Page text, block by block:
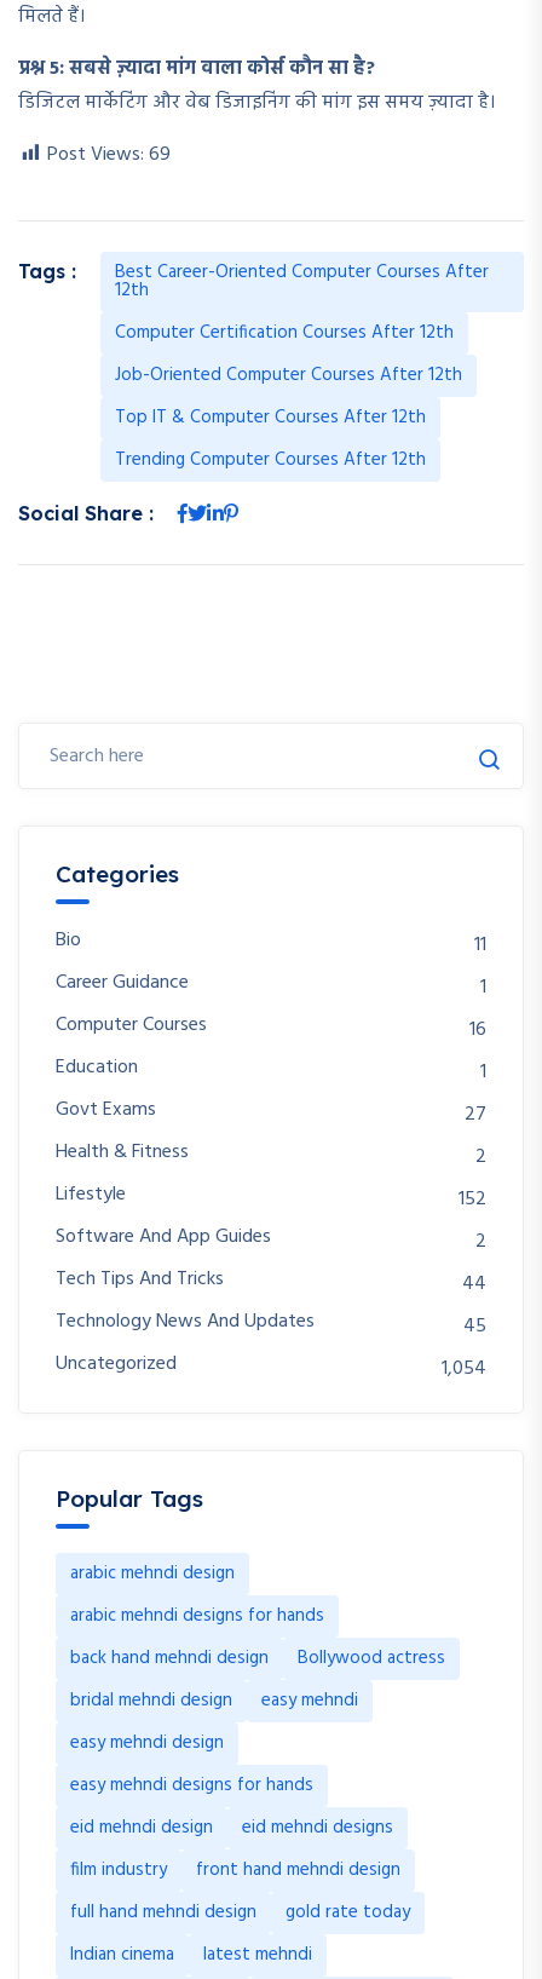
मिलते हैं।
प्रश्न 5: सबसे ज़्यादा मांग वाला कोर्स कौन सा है?
डिजिटल मार्केटिंग और वेब डिजाइनिंग की मांग इस समय ज़्यादा है।
Post Views:69
Tags : Best Career-Oriented Computer Courses After
12th
Computer Certification Courses After 12th
Job-Oriented Computer Courses After 12th
Top IT & Computer Courses After 12th
Trending Computer Courses After 12th
Social Share :
Categories
Bio
11
Career Guidance
1
Computer Courses
16
Education
1
Govt Exams
27
Health & Fitness
2
Lifestyle
152
Software And App Guides
2
Tech Tips And Tricks
44
Technology News And Updates
45
Uncategorized
1,054
Popular Tags
arabic mehndi design
arabic mehndi designs for hands
back hand mehndi design
Bollywood actress
bridal mehndi design
easy mehndi
easy mehndi design
easy mehndi designs for hands
eid mehndi design
eid mehndi designs
film industry
front hand mehndi design
full hand mehndi design
gold rate today
Indian cinema
latest mehndi